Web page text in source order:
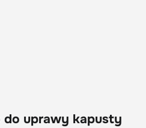
do uprawy kapusty